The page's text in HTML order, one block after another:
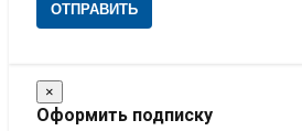
ОТПРАВИТЬ
×
Оформить подписку